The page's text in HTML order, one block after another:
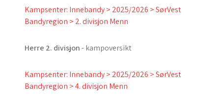
Kampsenter: Innebandy > 2025/2026 > SørVest
Bandyregion > 2. divisjon Menn
Herre 2. divisjon- kampoversikt
Kampsenter: Innebandy > 2025/2026 > SørVest
Bandyregion > 4. divisjon Menn